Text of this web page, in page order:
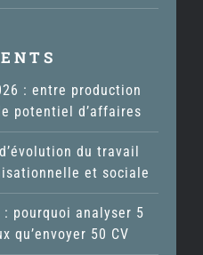
: entre production
potentiel d’affaires
du travail
et sociale
: pourquoi analyser 5
qu’envoyer 50 CV